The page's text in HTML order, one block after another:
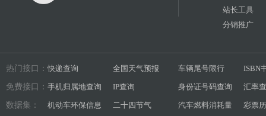
站长工具
分销推广
热门接口： 快递查询 全国天气预报 车辆尾号限行 ISBN
免费接口： 手机归属地查询 IP查询 身份证号码查询 汇率
数据集： 机动车环保信息 二十四节气 汽车燃料消耗量 彩票